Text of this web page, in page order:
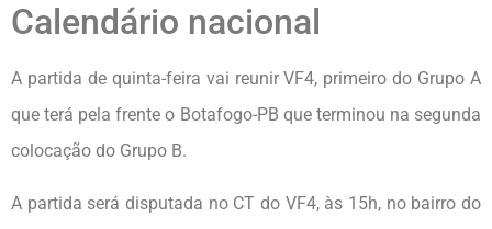
Calendário nacional
A partida de quinta-feira vai reunir VF4, primeiro do Grupo A
que terá pela frente o Botafogo-PB que terminou na segunda
colocação do Grupo B.
A partida será disputada no CT do VF4, às 15h, no bairro do